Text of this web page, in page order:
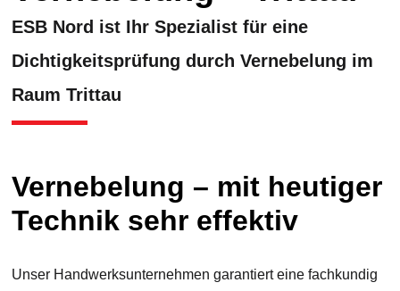
ESB Nord ist Ihr Spezialist für eine
Dichtigkeitsprüfung durch Vernebelung im
Raum Trittau
Vernebelung – mit heutiger
Technik sehr effektiv
Unser Handwerksunternehmen garantiert eine fachkundig